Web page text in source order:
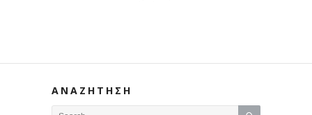
ΑΝΑΖΗΤΗΣΗ